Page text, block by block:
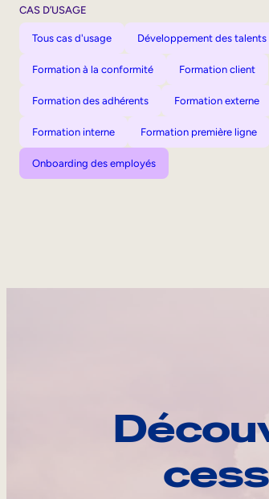
CAS D’USAGE
Tous cas d'usage Développement des talents
Formation à la conformité Formation client
Formation des adhérents Formation externe
Formation interne Formation première ligne
Onboarding des employés